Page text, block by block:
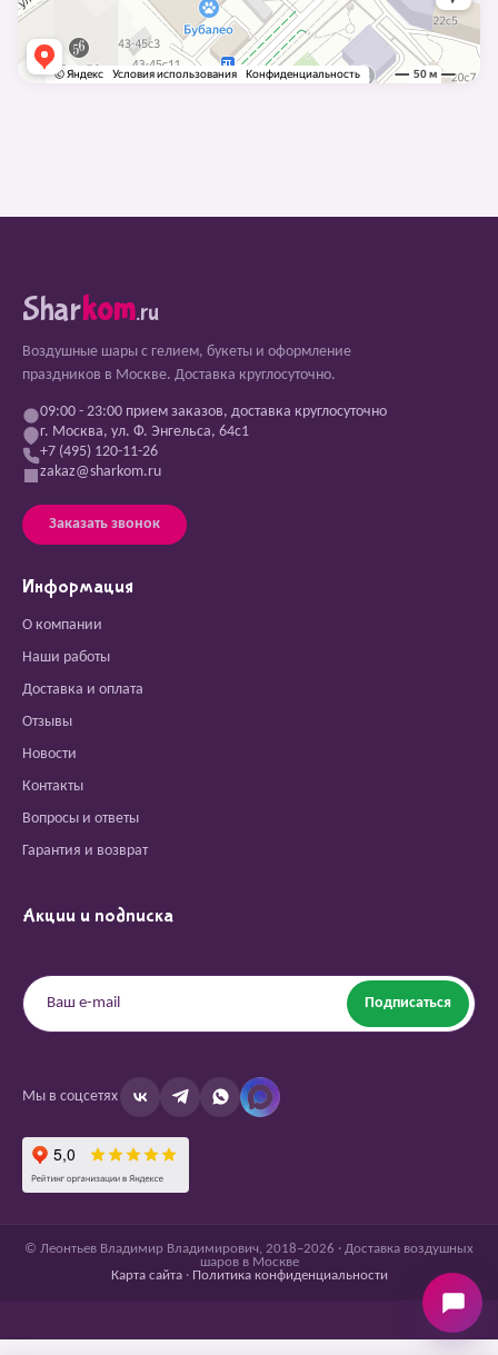
Sharkom.ru
Воздушные шары с гелием, букеты и оформление
праздников в Москве. Доставка круглосуточно.
09:00 - 23:00 прием заказов, доставка круглосуточно
г. Москва, ул. Ф. Энгельса, 64с1
+7 (495) 120-11-26
zakaz@sharkom.ru
Заказать звонок
Информация
О компании
Наши работы
Доставка и оплата
Отзывы
Новости
Контакты
Вопросы и ответы
Гарантия и возврат
Акции и подписка
Подписаться
Мы в соцсетях
© Леонтьев Владимир Владимирович, 2018–2026 · Доставка воздушных
шаров в Москве
Карта сайта· Политика конфиденциальности